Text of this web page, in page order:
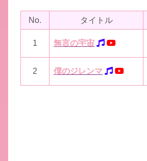
No. タイトル
1 無言の宇宙
2 僕のジレンマ